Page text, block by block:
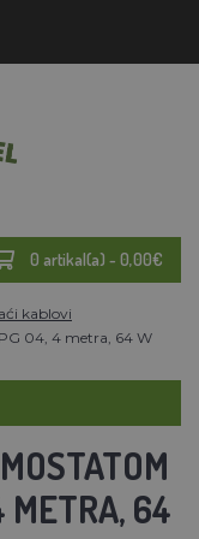
0 artikal(a) - 0,00€
kablovi
04, 4 metra, 64 W
METRA, 64